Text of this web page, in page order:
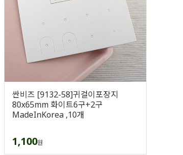
싼비즈 [9132-58]귀걸이포장지
80x65mm 화이트6구+2구
MadeInKorea ,10개
1,100원